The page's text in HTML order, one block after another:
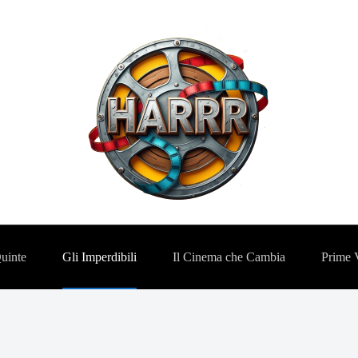
Gli Imperdibili Il Cinema che Cambia Prime